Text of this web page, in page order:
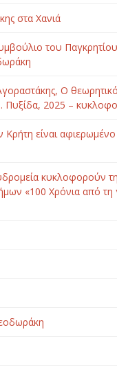
στα Χανιά
του
Ο
2025 –
Κρήτη είναι
κυκλοφορούν
«100 Χρόνια από